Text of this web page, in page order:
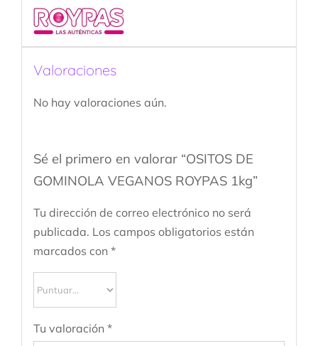
Valoraciones
No hay valoraciones aún.
Sé el primero en valorar “OSITOS DE
GOMINOLA VEGANOS ROYPAS 1kg”
Tu dirección de correo electrónico no será
publicada. Los campos obligatorios están
marcados con *
Tu valoración *